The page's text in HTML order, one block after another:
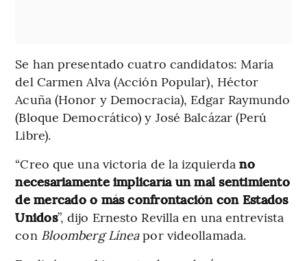
Se han presentado cuatro candidatos: María
del Carmen Alva (Acción Popular), Héctor
Acuña (Honor y Democracia), Edgar Raymundo
(Bloque Democrático) y José Balcázar (Perú
Libre).
“Creo que una victoria de la izquierdano
necesariamente implicaría un mal sentimiento
de mercado o más confrontación con Estados
Unidos”, dijo Ernesto Revilla en una entrevista
con Bloomberg Líneapor videollamada.